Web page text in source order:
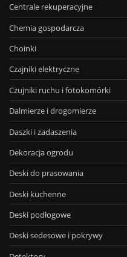
Centrale rekuperacyjne
Chemia gospodarcza
Choinki
Czajniki elektryczne
Czujniki ruchu i fotokomórki
Dalmierze i drogomierze
Daszki i zadaszenia
Dekoracja ogrodu
Deski do prasowania
Deski kuchenne
Deski podłogowe
Deski sedesowe i pokrywy